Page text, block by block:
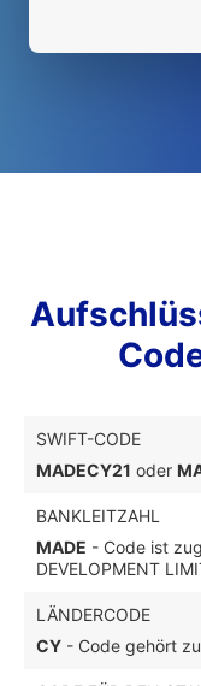
SWIFT-CODE
MADECY21 oder
BANKLEITZAHL
MADE - Code ist
DEVELOPMENT
LÄNDERCODE
CY - Code gehört